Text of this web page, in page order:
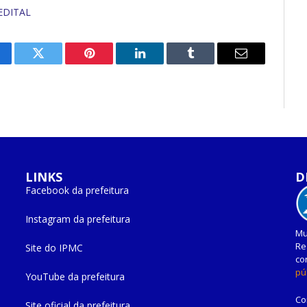
Twitter Pinterest
O
Tumblr
E-
LINKS
Facebook da prefeitura
Instagram da prefeitura
Site do IPMC
YouTube da prefeitura